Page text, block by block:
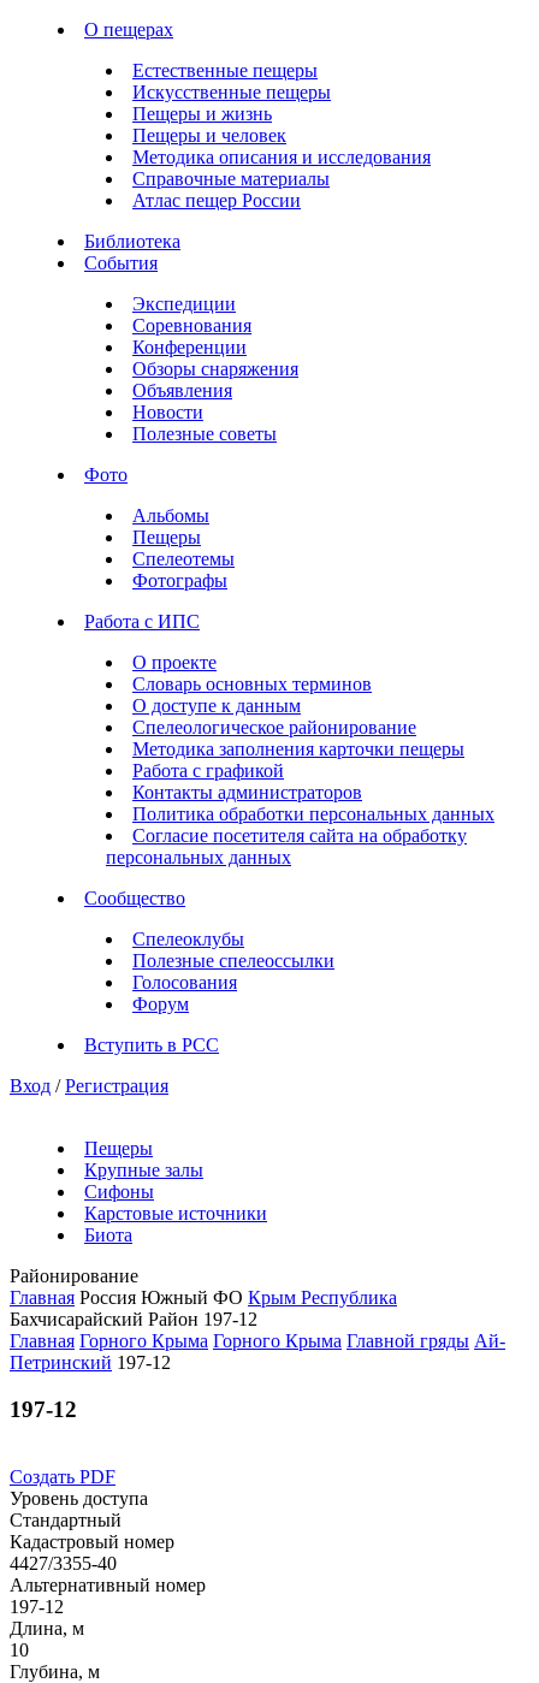
О пещерах
Естественные пещеры
Искусственные пещеры
Пещеры и жизнь
Пещеры и человек
Методика описания и исследования
Справочные материалы
Атлас пещер России
Библиотека
События
Экспедиции
Соревнования
Конференции
Обзоры снаряжения
Объявления
Новости
Полезные советы
Фото
Альбомы
Пещеры
Спелеотемы
Фотографы
Работа с ИПС
О проекте
Словарь основных терминов
О доступе к данным
Спелеологическое районирование
Методика заполнения карточки пещеры
Работа с графикой
Контакты администраторов
Политика обработки персональных данных
Согласие посетителя сайта на обработку
персональных данных
Сообщество
Спелеоклубы
Полезные спелеоссылки
Голосования
Форум
Вступить в РСС
Вход / Регистрация
Пещеры
Крупные залы
Сифоны
Карстовые источники
Биота
Районирование
Главная Россия Южный ФО Крым Республика
Бахчисарайский Район 197-12
Главная Горного Крыма Горного Крыма Главной гряды Ай-
Петринский 197-12
197-12
Создать PDF
Уровень доступа
Стандартный
Кадастровый номер
4427/3355-40
Альтернативный номер
197-12
Длина, м
10
Глубина, м